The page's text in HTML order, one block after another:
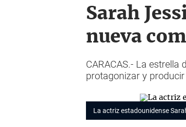
Sarah
nueva
CARACAS.- La
protagonizar y
La actriz estadounidense